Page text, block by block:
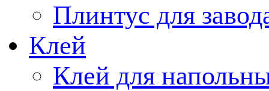
Плинтус для
Клей
Клей для